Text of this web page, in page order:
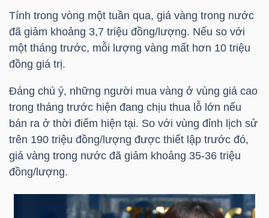
Tính trong vòng một tuần qua, giá vàng trong nước
đã giảm khoảng 3,7 triệu đồng/lượng. Nếu so với
một tháng trước, mỗi lượng vàng mất hơn 10 triệu
đồng giá trị.
Đáng chú ý, những người mua vàng ở vùng giá cao
trong tháng trước hiện đang chịu thua lỗ lớn nếu
bán ra ở thời điểm hiện tại. So với vùng đỉnh lịch sử
trên 190 triệu đồng/lượng được thiết lập trước đó,
giá vàng trong nước đã giảm khoảng 35-36 triệu
đồng/lượng.
GIỚI
ĐÔNG
DƯƠNG
TÀI